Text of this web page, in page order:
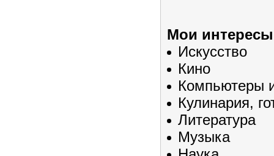
Мои
Искусство
Кино
Компьютеры
Кулинария,
Литература
Музыка